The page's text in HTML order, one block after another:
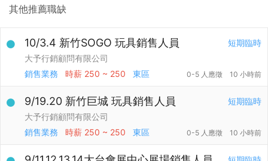
其他推薦職缺
短期臨時
10/3.4 新竹SOGO 玩具銷售人員
大予行銷顧問有限公司
銷售業務
時薪 250 ~ 250 東區 0-5 人應徵 10 小時前
短期臨時
9/19.20 新竹巨城 玩具銷售人員
大予行銷顧問有限公司
銷售業務
時薪 250 ~ 250 東區 0-5 人應徵 10 小時前